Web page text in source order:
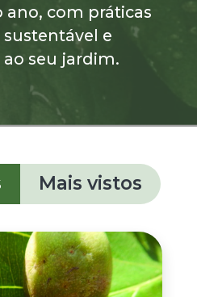
com práticas
e
seu jardim.
Mais vistos